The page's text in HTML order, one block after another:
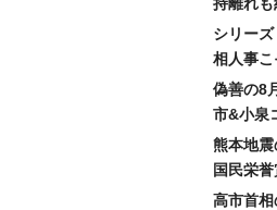
シリー
相人事
偽善の8
市&小泉
熊本地
国民栄
高市首